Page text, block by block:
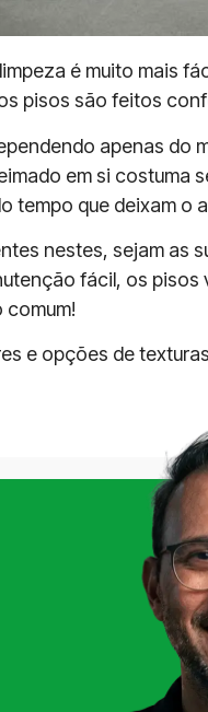
é muito mais
pisos são feitos
apenas
em si costuma
tempo que deixam o
nestes, sejam as
fácil, os
comum!
e opções de